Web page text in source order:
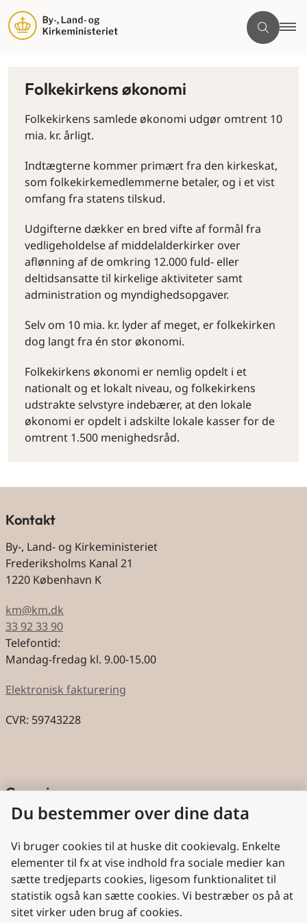
Folkekirkens økonomi
Folkekirkens samlede økonomi udgør omtrent 10
mia. kr. årligt.
Indtægterne kommer primært fra den kirkeskat,
som folkekirkemedlemmerne betaler, og i et vist
omfang fra statens tilskud.
Udgifterne dækker en bred vifte af formål fra
vedligeholdelse af middelalderkirker over
aflønning af de omkring 12.000 fuld- eller
deltidsansatte til kirkelige aktiviteter samt
administration og myndighedsopgaver.
Selv om 10 mia. kr. lyder af meget, er folkekirken
dog langt fra én stor økonomi.
Folkekirkens økonomi er nemlig opdelt i et
nationalt og et lokalt niveau, og folkekirkens
udstrakte selvstyre indebærer, at den lokale
økonomi er opdelt i adskilte lokale kasser for de
omtrent 1.500 menighedsråd.
Kontakt
By-, Land- og Kirkeministeriet
Frederiksholms Kanal 21
1220 København K
km@km.dk
33 92 33 90
Telefontid:
Mandag-fredag kl. 9.00-15.00
Elektronisk fakturering
CVR: 59743228
Genveje
Cookies
Aktindsigt
Persondatabeskyttelse
Nyttige links
Du bestemmer over dine data
Vi bruger cookies til at huske dit cookievalg. Enkelte
elementer til fx at vise indhold fra sociale medier kan
sætte tredjeparts cookies, ligesom funktionalitet til
statistik også kan sætte cookies. Vi bestræber os på at
sitet virker uden brug af cookies.